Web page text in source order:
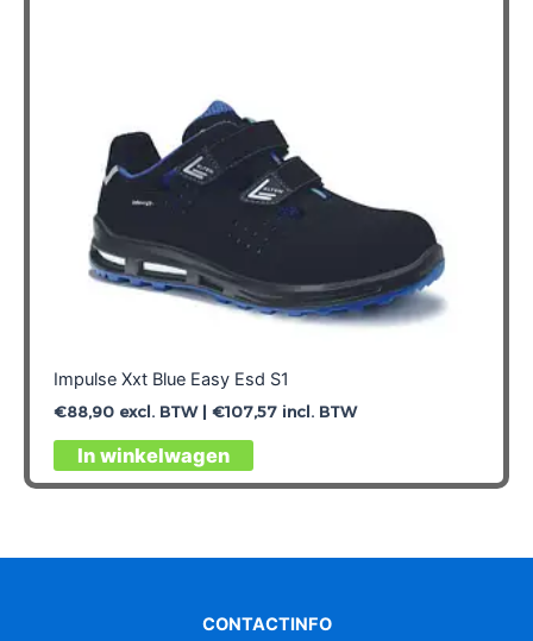
Impulse Xxt Blue Easy Esd S1
€88,90excl. BTW | €107,57incl. BTW
In winkelwagen
Dit
product
variaties.
optie
CONTACTINFO